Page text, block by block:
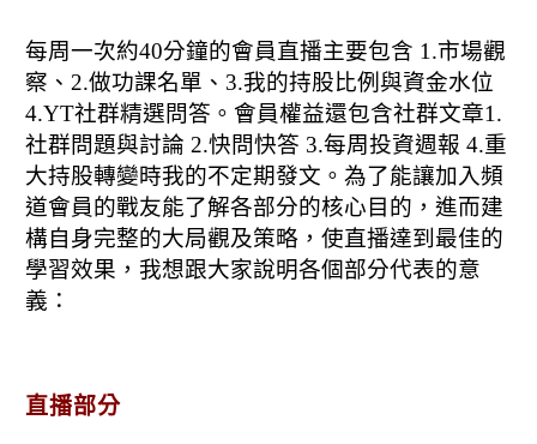
每周一次約40分鐘的會員直播主要包含 1.市場觀
察、2.做功課名單、3.我的持股比例與資金水位
4.YT社群精選問答。 會員權益還包含社群文章1.
社群問題與討論 2.快問快答 3.每周投資週報 4.重
大持股轉變時我的不定期發文。 為了能讓加入頻
道會員的戰友能了解各部分的核心目的，進而建
構自身完整的大局觀及策略，使直播達到最佳的
學習效果，我想跟大家說明各個部分代表的意
義：
直播部分